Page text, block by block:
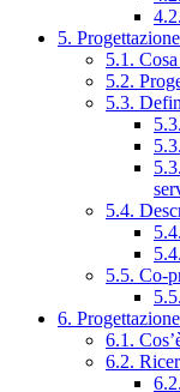
5.
5.1.
5.2.
5.3.
5.4.
5.5. Co-
6.
6.1.
6.2.